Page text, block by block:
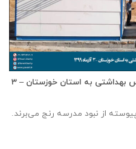
تقدیم ۵ مدرسه یک کلاسه با سرويس بهداشتی به استان خوزستان – ۳
از نبود مدرسه رنج می‌برند.